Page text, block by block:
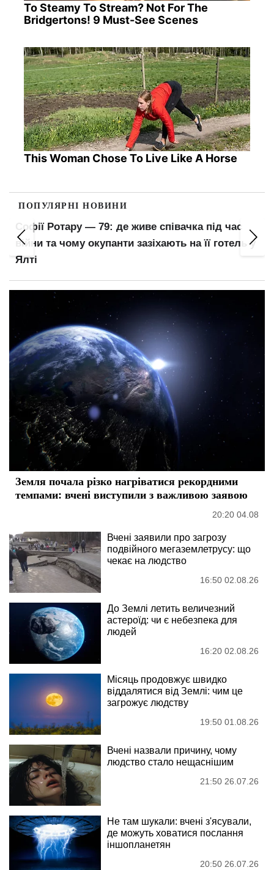
To Steamy To Stream? Not For The
Bridgertons! 9 Must-See Scenes
This Woman Chose To Live Like A Horse
ПОПУЛЯРНІ НОВИНИ
Нова черговість мобілізації: кого пропонують
викликати до війська першими
Земля почала різко нагріватися рекордними
темпами: вчені виступили з важливою заявою
20:20 04.08
Вчені заявили про загрозу
подвійного мегаземлетрусу: що
чекає на людство
16:50 02.08.26
До Землі летить величезний
астероїд: чи є небезпека для
людей
16:20 02.08.26
Місяць продовжує швидко
віддалятися від Землі: чим це
загрожує людству
19:50 01.08.26
Вчені назвали причину, чому
людство стало нещаснішим
21:50 26.07.26
Не там шукали: вчені з'ясували,
де можуть ховатися послання
іншопланетян
20:50 26.07.26